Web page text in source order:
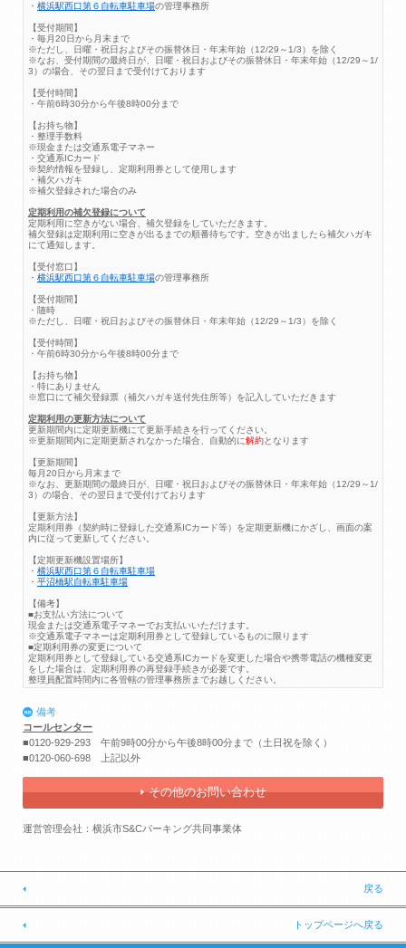
・ 横浜駅西口第６自転車駐車場の管理事務所
【受付期間】
・毎月20日から月末まで
※ただし、日曜・祝日およびその振替休日・年末年始（12/29～1/3）を除く
※なお、受付期間の最終日が、日曜・祝日およびその振替休日・年末年始（12/29～1/
3）の場合、その翌日まで受付けております
【受付時間】
・午前6時30分から午後8時00分まで
【お持ち物】
・整理手数料
※現金または交通系電子マネー
・交通系ICカード
※契約情報を登録し、定期利用券として使用します
・補欠ハガキ
※補欠登録された場合のみ
定期利用の補欠登録について
定期利用に空きがない場合、補欠登録をしていただきます。
補欠登録は定期利用に空きが出るまでの順番待ちです。空きが出ましたら補欠ハガキ
にて通知します。
【受付窓口】
・ 横浜駅西口第６自転車駐車場の管理事務所
【受付期間】
・随時
※ただし、日曜・祝日およびその振替休日・年末年始（12/29～1/3）を除く
【受付時間】
・午前6時30分から午後8時00分まで
【お持ち物】
・特にありません
※窓口にて補欠登録票（補欠ハガキ送付先住所等）を記入していただきます
定期利用の更新方法について
更新期間内に定期更新機にて更新手続きを行ってください。
※更新期間内に定期更新されなかった場合、自動的に解約となります
【更新期間】
毎月20日から月末まで
※なお、更新期間の最終日が、日曜・祝日およびその振替休日・年末年始（12/29～1/
3）の場合、その翌日まで受付けております
【更新方法】
定期利用券（契約時に登録した交通系ICカード等）を定期更新機にかざし、画面の案
内に従って更新してください。
【定期更新機設置場所】
・ 横浜駅西口第６自転車駐車場
・ 平沼橋駅自転車駐車場
【備考】
■お支払い方法について
現金または交通系電子マネーでお支払いいただけます。
※交通系電子マネーは定期利用券として登録しているものに限ります
■定期利用券の変更について
定期利用券として登録している交通系ICカードを変更した場合や携帯電話の機種変更
をした場合は、定期利用券の再登録手続きが必要です。
整理員配置時間内に各管轄の管理事務所までお越しください。
備考
コールセンター
■0120-929-293 午前9時00分から午後8時00分まで（土日祝を除く）
■0120-060-698 上記以外
その他のお問い合わせ
運営管理会社：横浜市S&Cパーキング共同事業体
戻る
トップページへ戻る